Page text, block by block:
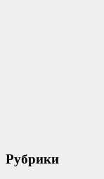
Рубрики